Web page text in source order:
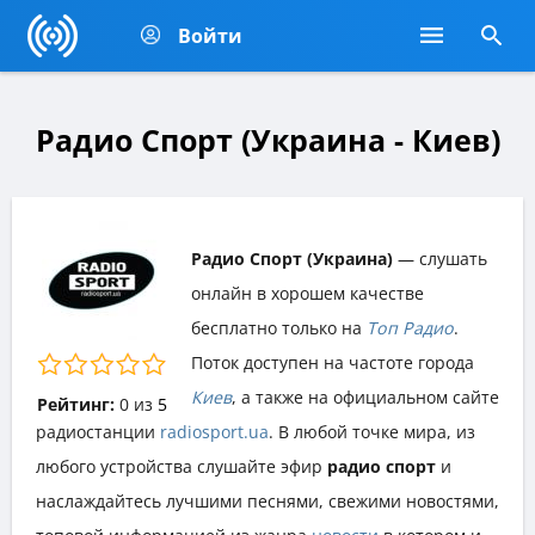
Войти
Радио Спорт (Украина - Киев)
Рейтинг: 0из 5
Радио Спорт (Украина) — слушать
онлайн в хорошем качестве
бесплатно только на Топ Радио.
Поток доступен на частоте города
Киев, а также на официальном сайте
радиостанции radiosport.ua. В любой точке мира, из
любого устройства слушайте эфир радио спорт и
наслаждайтесь лучшими песнями, свежими новостями,